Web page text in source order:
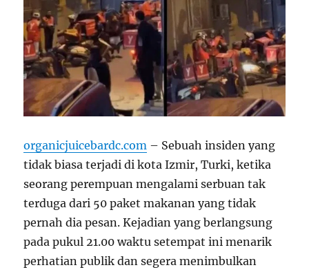
organicjuicebardc.com – Sebuah insiden yang
tidak biasa terjadi di kota Izmir, Turki, ketika
seorang perempuan mengalami serbuan tak
terduga dari 50 paket makanan yang tidak
pernah dia pesan. Kejadian yang berlangsung
pada pukul 21.00 waktu setempat ini menarik
perhatian publik dan segera menimbulkan